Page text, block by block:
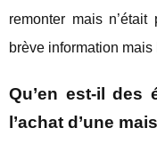
remonter mais
brève information mais
Qu’en est-il des
l’achat d’une